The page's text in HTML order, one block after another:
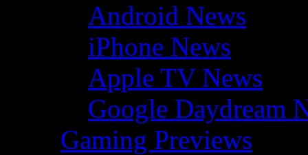
Android News
iPhone News
Apple TV News
Google Daydream
Gaming Previews